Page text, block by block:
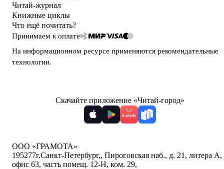
Читай-журнал
Книжные циклы
Что ещё почитать?
Принимаем к оплате
На информационном ресурсе применяются рекомендательные
технологии.
Скачайте приложение «Читай-город»
ООО «ГРАМОТА»
195277г.Санкт-Петербург,, Пироговская наб., д. 21, литера А,
офис 63, часть помещ. 12-Н, ком. 29,